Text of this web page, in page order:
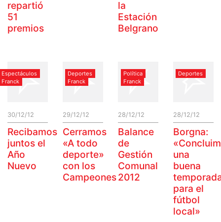
repartió
51
premios
la
Estación
Belgrano
Espectáculos
Franck
30/12/12
Recibamos
juntos el
Año
Nuevo
Deportes
Franck
29/12/12
Cerramos
«A todo
deporte»
con los
Campeones
Política
Franck
28/12/12
Balance
de
Gestión
Comunal
2012
Deportes
28/12/12
Borgna:
una
buena
para el
fútbol
local»